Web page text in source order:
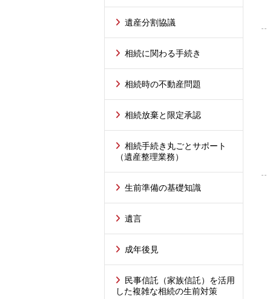
遺産分割協議
相続に関わる手続き
相続時の不動産問題
相続放棄と限定承認
相続手続き丸ごとサポート
（遺産整理業務）
生前準備の基礎知識
遺言
成年後見
民事信託（家族信託）を活用
した複雑な相続の生前対策